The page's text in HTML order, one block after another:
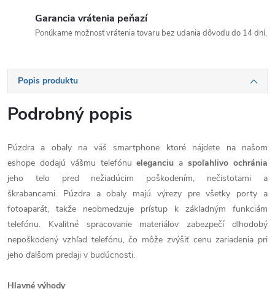
Garancia vrátenia peňazí
Ponúkame možnosť vrátenia tovaru bez udania dôvodu do 14 dní.
Popis produktu
Podrobný popis
Púzdra a obaly na váš smartphone ktoré nájdete na našom
eshope dodajú vášmu telefónueleganciu aspoľahlivo ochránia
jeho telo pred nežiadúcim poškodením, nečistotami a
škrabancami. Púzdra a obaly majú výrezy pre všetky porty a
fotoaparát, takže neobmedzuje prístup k základným funkciám
telefónu. Kvalitné spracovanie materiálov zabezpečí dlhodobý
nepoškodený vzhľad telefónu, čo môže zvýšiť cenu zariadenia pri
jeho ďalšom predaji v budúcnosti.
Hlavné výhody